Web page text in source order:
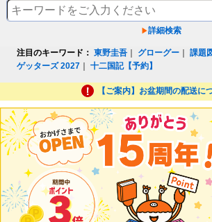
詳細検索
注目のキーワード： 東野圭吾 グローグー ｜課題
ゲッターズ 2027 ｜十二国記【予約】
【ご案内】お盆期間の配送に